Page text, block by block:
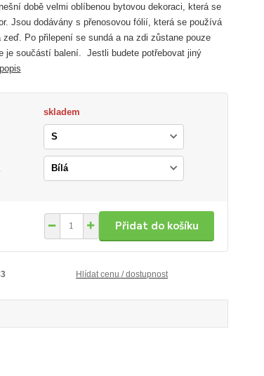
době velmi oblíbenou bytovou dekoraci, která se
Jsou dodávány s přenosovou fólií, která se používá
zeď. Po přilepení se sundá a na zdi zůstane pouze
je součástí balení. Jestli budete potřebovat jiný
skladem
Přidat do košíku
Hlídat cenu / dostupnost